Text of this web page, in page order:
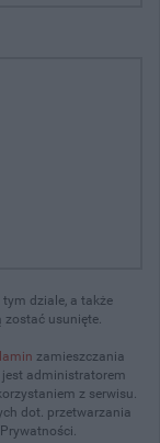
dziale, a także
zostać usunięte.
zamieszczania
jest administratorem
z serwisu.
dot. przetwarzania